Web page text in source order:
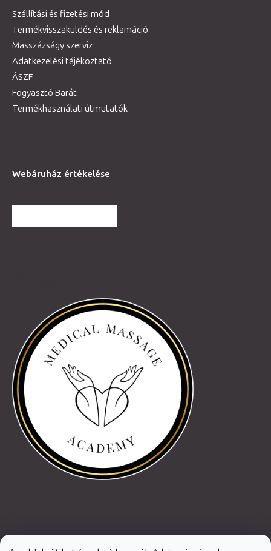
Szállítási és fizetési mód
Termékvisszaküldés és reklamáció
Masszázságy szerviz
Adatkezelési tájékoztató
ÁSZF
Fogyasztó Barát
Termékhasználati útmutatók
Webáruház értékelése